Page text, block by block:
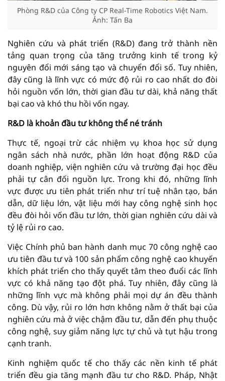
Phòng R&D của Công ty CP Real-Time Robotics Việt Nam.
Ảnh: Tấn Ba
Nghiên cứu và phát triển (R&D) đang trở thành nền
tảng quan trọng của tăng trưởng kinh tế trong kỷ
nguyên đổi mới sáng tạo và chuyển đổi số. Tuy nhiên,
đây cũng là lĩnh vực có mức độ rủi ro cao nhất do đòi
hỏi nguồn vốn lớn, thời gian đầu tư dài, khả năng thất
bại cao và khó thu hồi vốn ngay.
R&D là khoản đầu tư không thể né tránh
Thực tế, ngoại trừ các nhiệm vụ khoa học sử dụng
ngân sách nhà nước, phần lớn hoạt động R&D của
doanh nghiệp, viện nghiên cứu và trường đại học đều
phải tự cân đối nguồn lực. Trong khi đó, những lĩnh
vực được ưu tiên phát triển như trí tuệ nhân tạo, bán
dẫn, dữ liệu lớn, vật liệu mới hay công nghệ sinh học
đều đòi hỏi vốn đầu tư lớn, thời gian nghiên cứu dài và
tỷ lệ rủi ro cao.
Việc Chính phủ ban hành danh mục 70 công nghệ cao
ưu tiên đầu tư và 100 sản phẩm công nghệ cao khuyến
khích phát triển cho thấy quyết tâm theo đuổi các lĩnh
vực có khả năng tạo đột phá. Tuy nhiên, đây cũng là
những lĩnh vực mà không phải mọi dự án đều thành
công. Dù vậy, rủi ro lớn hơn không nằm ở thất bại của
nghiên cứu mà ở việc chậm đầu tư, dẫn đến phụ thuộc
công nghệ, suy giảm năng lực tự chủ và tụt hậu trong
cạnh tranh.
Kinh nghiệm quốc tế cho thấy các nền kinh tế phát
triển đều gia tăng mạnh đầu tư cho R&D. Pháp, Nhật